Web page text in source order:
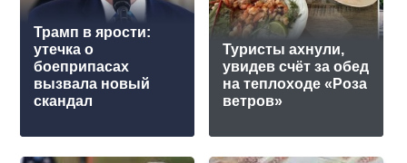
Трамп в ярости:
утечка о
боеприпасах
вызвала новый
скандал
Туристы ахнули,
увидев счёт за обед
на теплоходе «Роза
ветров»